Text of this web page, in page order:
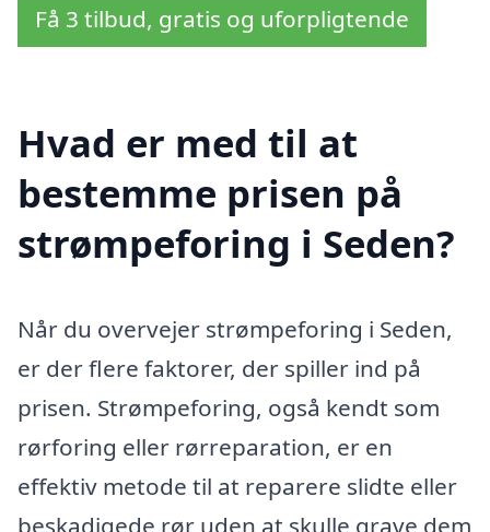
Få 3 tilbud, gratis og uforpligtende
Hvad er med til at
bestemme prisen på
strømpeforing i Seden?
Når du overvejer strømpeforing i Seden,
er der flere faktorer, der spiller ind på
prisen. Strømpeforing, også kendt som
rørforing eller rørreparation, er en
effektiv metode til at reparere slidte eller
beskadigede rør uden at skulle grave dem